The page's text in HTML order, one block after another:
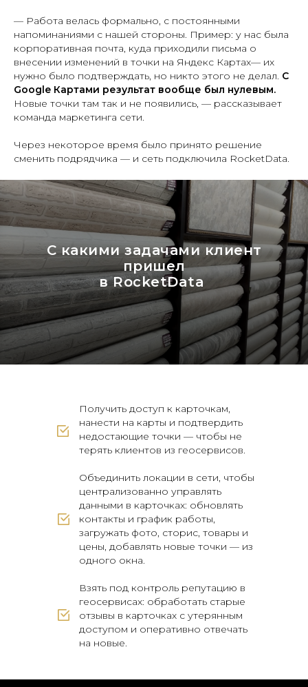
— Работа велась формально, с постоянными
напоминаниями с нашей стороны. Пример: у нас была
корпоративная почта, куда приходили письма о
внесении изменений в точки на Яндекс Картах— их
нужно было подтверждать, но никто этого не делал. С
Google Картами результат вообще был нулевым.
Новые точки там так и не появились, — рассказывает
команда маркетинга сети.
Через некоторое время было принято решение
сменить подрядчика — и сеть подключила RocketData.
С какими задачами клиент
пришел
в RocketData
Получить доступ к карточкам,
нанести на карты и подтвердить
недостающие точки — чтобы не
терять клиентов из геосервисов.
Объединить локации в сети, чтобы
централизованно управлять
данными в карточках: обновлять
контакты и график работы,
загружать фото, сторис, товары и
цены, добавлять новые точки — из
одного окна.
Взять под контроль репутацию в
геосервисах: обработать старые
отзывы в карточках с утерянным
доступом и оперативно отвечать
на новые.